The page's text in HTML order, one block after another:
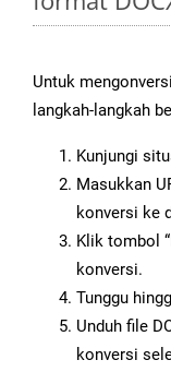
Untuk
langkah-langkah
Kunjungi
Masukkan
konversi ke
Klik tombol
konversi.
Tunggu
Unduh file
konversi